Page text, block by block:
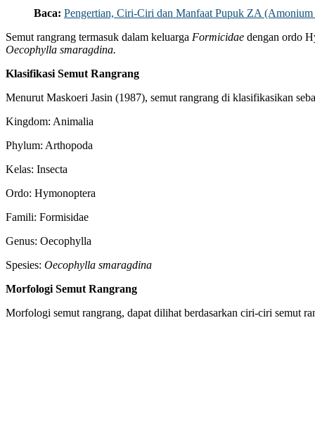
Baca: Pengertian, Ciri-Ciri dan Manfaat Pupuk ZA (Amonium
Semut rangrang termasuk dalam keluarga Formicidae dengan ordo
Oecophylla smaragdina.
Klasifikasi Semut Rangrang
Menurut Maskoeri Jasin (1987), semut rangrang di klasifikasikan
Kingdom: Animalia
Phylum: Arthopoda
Kelas: Insecta
Ordo: Hymonoptera
Famili: Formisidae
Genus: Oecophylla
Spesies: Oecophylla smaragdina
Morfologi Semut Rangrang
Morfologi semut rangrang, dapat dilihat berdasarkan ciri-ciri semut